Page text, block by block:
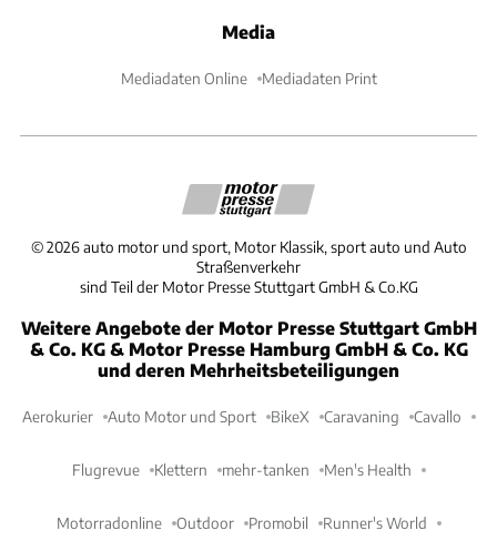
Media
Mediadaten Online Mediadaten Print
©2026 auto motor und sport, Motor Klassik, sport auto und Auto
Straßenverkehr
sind Teil der Motor Presse Stuttgart GmbH & Co.KG
Weitere Angebote der Motor Presse Stuttgart GmbH
& Co. KG & Motor Presse Hamburg GmbH & Co. KG
und deren Mehrheitsbeteiligungen
Aerokurier Auto Motor und Sport BikeX Caravaning Cavallo
Flugrevue Klettern mehr-tanken Men's Health
Motorradonline Outdoor Promobil Runner's World